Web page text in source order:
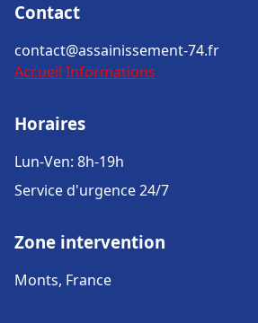
Contact
contact@assainissement-74.fr
Accueil Informations
Horaires
Lun-Ven: 8h-19h
Service d'urgence 24/7
Zone intervention
Monts, France